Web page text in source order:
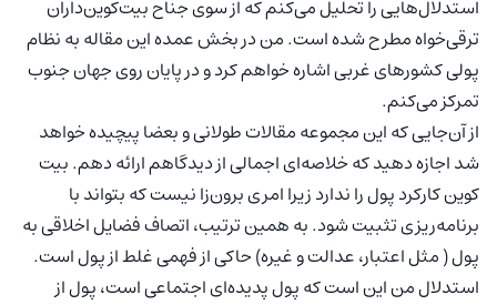
استدلال‌هایی را تحلیل می‌کنم که از سوی جناح بیت‌کوین‌داران
ترقی‌خواه مطرح شده است. من در بخش عمده این مقاله به نظام
پولی کشورهای غربی اشاره خواهم کرد و در پایان روی جهان جنوب
تمرکز می‌کنم.
از آن‌جایی که این مجموعه مقالات طولانی و بعضا پیچیده خواهد
شد اجازه دهید که خلاصه‌ای اجمالی از دیدگاهم ارائه دهم. بیت
کوین کارکرد پول را ندارد زیرا امری برون‌زا نیست که بتواند با
برنامه‌ریزی تثبیت‌ شود. به همین ترتیب، اتصاف فضایل اخلاقی به
پول ( مثل اعتبار، عدالت و غیره) حاکی از فهمی غلط از پول است.
استدلال من این است که پول پدیده‌ای اجتماعی است، پول از